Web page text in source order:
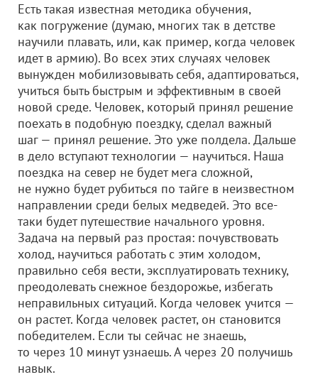
Есть такая известная методика обучения,
как погружение (думаю, многих так в детстве
научили плавать, или, как пример, когда человек
идет в армию). Во всех этих случаях человек
вынужден мобилизовывать себя, адаптироваться,
учиться быть быстрым и эффективным в своей
новой среде. Человек, который принял решение
поехать в подобную поездку, сделал важный
шаг — принял решение. Это уже полдела. Дальше
в дело вступают технологии — научиться. Наша
поездка на север не будет мега сложной,
не нужно будет рубиться по тайге в неизвестном
направлении среди белых медведей. Это все-
таки будет путешествие начального уровня.
Задача на первый раз простая: почувствовать
холод, научиться работать с этим холодом,
правильно себя вести, эксплуатировать технику,
преодолевать снежное бездорожье, избегать
неправильных ситуаций. Когда человек учится —
он растет. Когда человек растет, он становится
победителем. Если ты сейчас не знаешь,
то через 10 минут узнаешь. А через 20 получишь
навык.